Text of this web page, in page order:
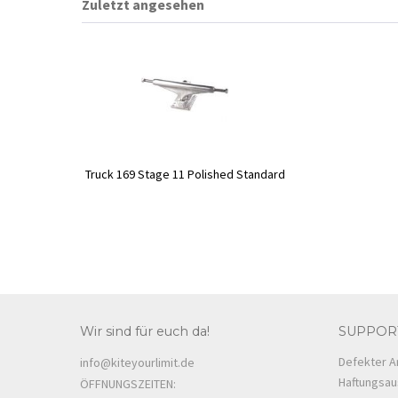
Zuletzt angesehen
Truck 169 Stage 11 Polished Standard
Wir sind für euch da!
info@kiteyourlimit.de
ÖFFNUNGSZEITEN:
Defekter